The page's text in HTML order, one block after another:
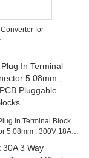
for
In Terminal Block
5.08mm , 300V 18A
Terminal Blocks